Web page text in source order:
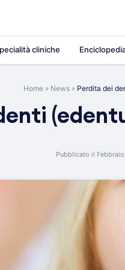
cliniche
Home» News» Perdita dei
Pubblicato il